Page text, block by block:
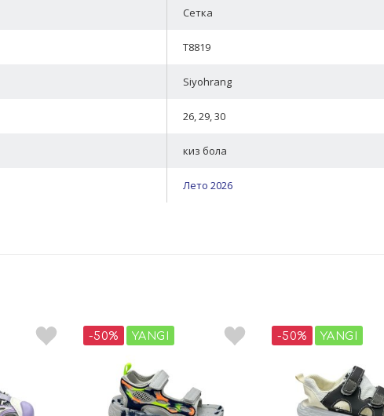
Сетка
T8819
Siyohrang
26, 29, 30
киз бола
Лето 2026
-50% YANGI -50% YANGI